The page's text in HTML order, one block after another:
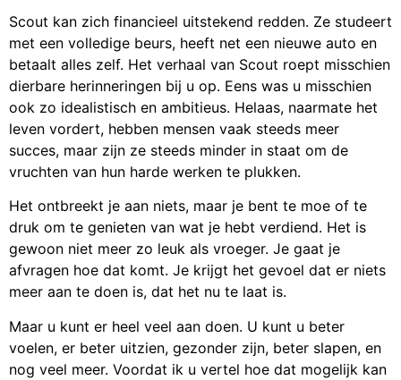
Scout kan zich financieel uitstekend redden. Ze studeert
met een volledige beurs, heeft net een nieuwe auto en
betaalt alles zelf. Het verhaal van Scout roept misschien
dierbare herinneringen bij u op. Eens was u misschien
ook zo idealistisch en ambitieus. Helaas, naarmate het
leven vordert, hebben mensen vaak steeds meer
succes, maar zijn ze steeds minder in staat om de
vruchten van hun harde werken te plukken.
Het ontbreekt je aan niets, maar je bent te moe of te
druk om te genieten van wat je hebt verdiend. Het is
gewoon niet meer zo leuk als vroeger. Je gaat je
afvragen hoe dat komt. Je krijgt het gevoel dat er niets
meer aan te doen is, dat het nu te laat is.
Maar u kunt er heel veel aan doen. U kunt u beter
voelen, er beter uitzien, gezonder zijn, beter slapen, en
nog veel meer. Voordat ik u vertel hoe dat mogelijk kan